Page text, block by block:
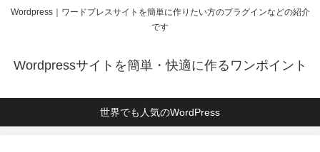
Wordpress｜ワードプレスサイトを簡単に作りたい方のプラグインなどの紹介
です
Wordpressサイトを簡単・快適に作るワンポイント
世界でも人気のWordPress